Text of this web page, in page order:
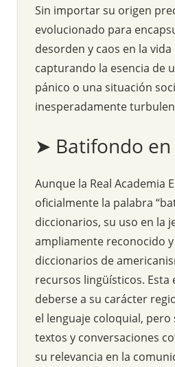
Sin importar su origen
evolucionado para
desorden y caos en la
capturando la esencia de
pánico o una situación
inesperadamente
➤ Batifondo en
Aunque la Real Academia
oficialmente la palabra
diccionarios, su uso en la
ampliamente reconocido
diccionarios de
recursos lingüísticos. Esta
deberse a su carácter
el lenguaje coloquial, pero
textos y conversaciones
su relevancia en la